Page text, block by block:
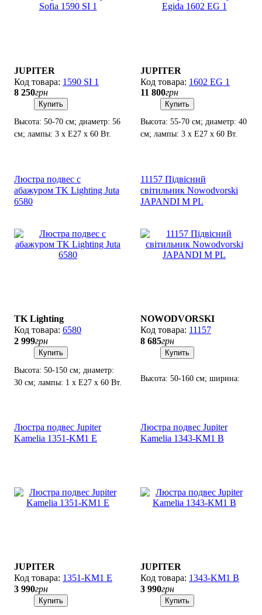
JUPITER
1590 SI 1
8 250грн
Купить
Высота: 50-70 см; диаметр: 56
см; лампы: 3 х Е27 х 60 Вт.
JUPITER
1602 EG 1
11 800грн
Купить
Высота: 55-70 см; диаметр: 40
см; лампы: 3 х Е27 х 60 Вт.
Люстра подвес с
абажуром TK Lighting Juta
6580
TK Lighting
6580
2 999грн
Купить
Высота: 50-150 см; диаметр:
30 см; лампы: 1 х Е27 х 60 Вт.
11157 Підвісний
світильник Nowodvorski
JAPANDI M PL
NOWODVORSKI
11157
8 685грн
Купить
Высота: 50-160 см; ширина:
Люстра подвес Jupiter
Kamelia 1351-KM1 E
JUPITER
1351-KM1 E
3 990грн
Купить
Люстра подвес Jupiter
Kamelia 1343-KM1 B
JUPITER
1343-KM1 B
3 990грн
Купить